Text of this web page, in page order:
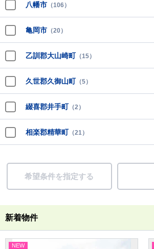
八幡市 （106）
亀岡市 （20）
乙訓郡大山崎町 （15）
久世郡久御山町 （5）
綴喜郡井手町 （2）
相楽郡精華町 （21）
希望条件を指定する
新着物件
NEW